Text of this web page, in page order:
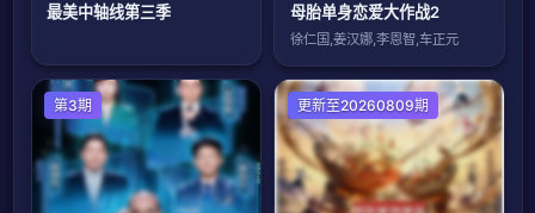
最美中轴线第三季 母胎单身恋爱大作战2
徐仁国,姜汉娜,李恩智,车正元
第3期 大陆综艺
更新至20260809期